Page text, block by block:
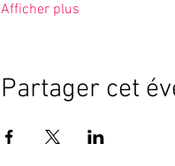
Afficher plus
Partager cet